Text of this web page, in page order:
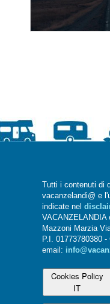
Tutti i contenuti di
vacanzelandi@ e
indicate nel
VACANZELANDIA
Mazzoni Marzia
P.I. 01773780380
email:
Cookies Policy
IT